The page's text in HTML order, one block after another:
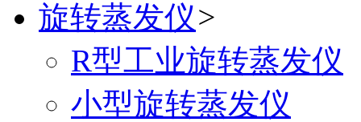
旋转蒸发仪>
R型工业旋转蒸发仪
小型旋转蒸发仪